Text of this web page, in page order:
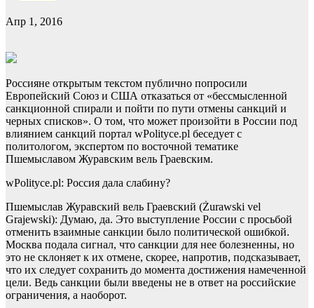
Апр 1, 2016
Россияне открытым текстом публично попросили
Европейский Союз и США отказаться от «бессмысленной
санкционной спирали и пойти по пути отмены санкций и
черных списков». О том, что может произойти в России под
влиянием санкций портал wPolityce.pl беседует с
политологом, экспертом по восточной тематике
Пшемыславом Журавским вель Граевским.
wPolityce.pl: Россия дала слабину?
Пшемыслав Журавский вель Граевский (Żurawski vel
Grajewski): Думаю, да. Это выступление России с просьбой
отменить взаимные санкции было политической ошибкой.
Москва подала сигнал, что санкции для нее болезненны, но
это не склоняет к их отмене, скорее, напротив, подсказывает,
что их следует сохранить до момента достижения намеченной
цели. Ведь санкции были введены не в ответ на российские
ограничения, а наоборот.